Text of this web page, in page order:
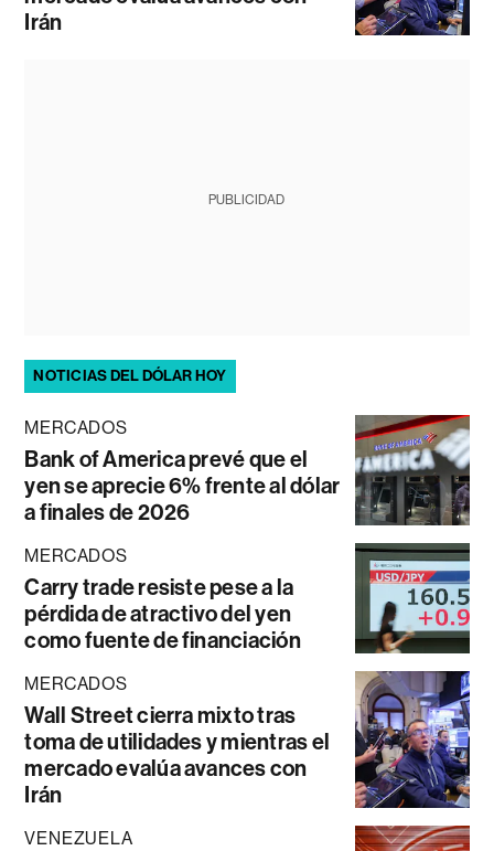
Irán
PUBLICIDAD
NOTICIAS DEL DÓLAR HOY
MERCADOS
Bank of America prevé que el
yen se aprecie 6% frente al dólar
a finales de 2026
MERCADOS
Carry trade resiste pese a la
pérdida de atractivo del yen
como fuente de financiación
MERCADOS
Wall Street cierra mixto tras
toma de utilidades y mientras el
mercado evalúa avances con
Irán
VENEZUELA